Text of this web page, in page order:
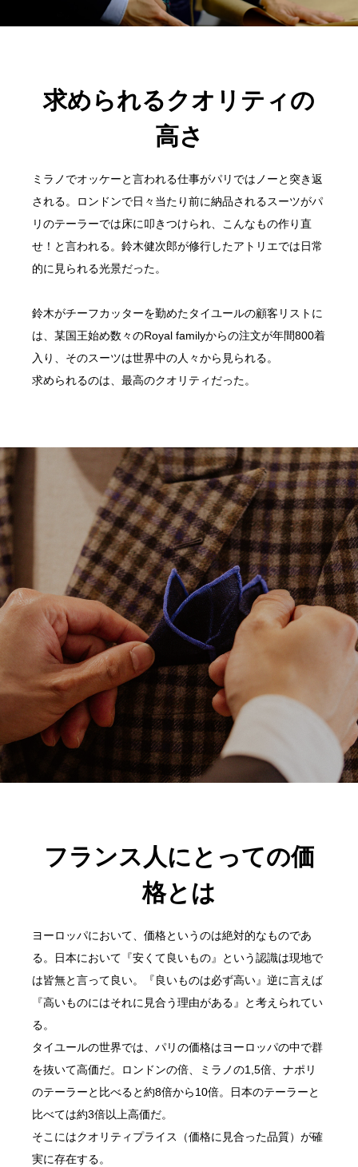
求められるクオリティの
高さ
ミラノでオッケーと言われる仕事がパリではノーと突き返
される。ロンドンで日々当たり前に納品されるスーツがパ
リのテーラーでは床に叩きつけられ、こんなもの作り直
せ！と言われる。鈴木健次郎が修行したアトリエでは日常
的に見られる光景だった。
鈴木がチーフカッターを勤めたタイユールの顧客リストに
は、某国王始め数々のRoyal familyからの注文が年間800着
入り、そのスーツは世界中の人々から見られる。
求められるのは、最高のクオリティだった。
フランス人にとっての価
格とは
ヨーロッパにおいて、価格というのは絶対的なものであ
る。日本において『安くて良いもの』という認識は現地で
は皆無と言って良い。『良いものは必ず高い』逆に言えば
『高いものにはそれに見合う理由がある』と考えられてい
る。
タイユールの世界では、パリの価格はヨーロッパの中で群
を抜いて高価だ。ロンドンの倍、ミラノの1,5倍、ナポリ
のテーラーと比べると約8倍から10倍。日本のテーラーと
比べては約3倍以上高価だ。
そこにはクオリティプライス（価格に見合った品質）が確
実に存在する。